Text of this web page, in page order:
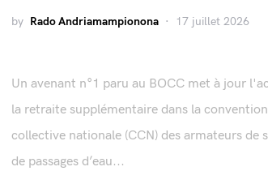
by Rado Andriamampionona 17 juillet 2026
Un avenant n°1 paru au BOCC met à jour
la retraite supplémentaire dans la convention
collective nationale (CCN) des armateurs de
de passages d’eau...